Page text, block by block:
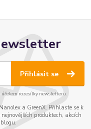
Přihlásit se
rozesílky newsletteru.
a GreenX. Přihlaste se k
produktech, akcích